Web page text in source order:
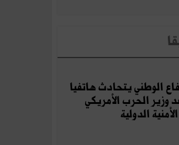
الوطني يتحادث هاتفيا
وزير الحرب الأمريكي
الدولية